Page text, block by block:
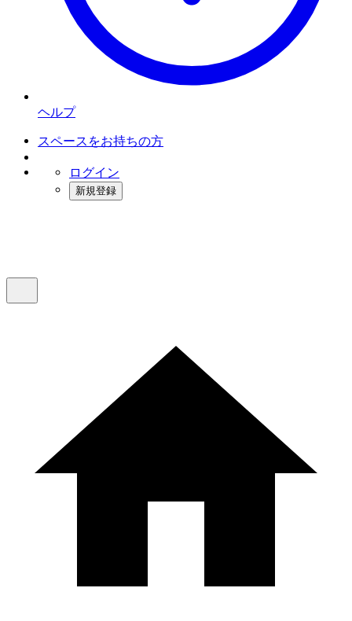
ヘルプ
スペースをお持ちの方
ログイン
新規登録